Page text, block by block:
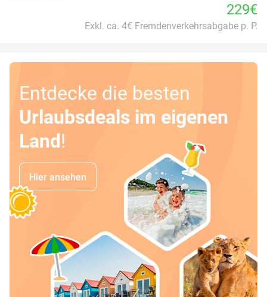
229€
Exkl. ca. 4€ Fremdenverkehrsabgabe p. P.
Entdecke die besten
Urlaubsdeals im eigenen
Land!
Hier ansehen